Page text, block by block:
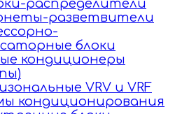
распределители
разветвители
блоки
кондиционеры
VRV и VRF
кондиционирования